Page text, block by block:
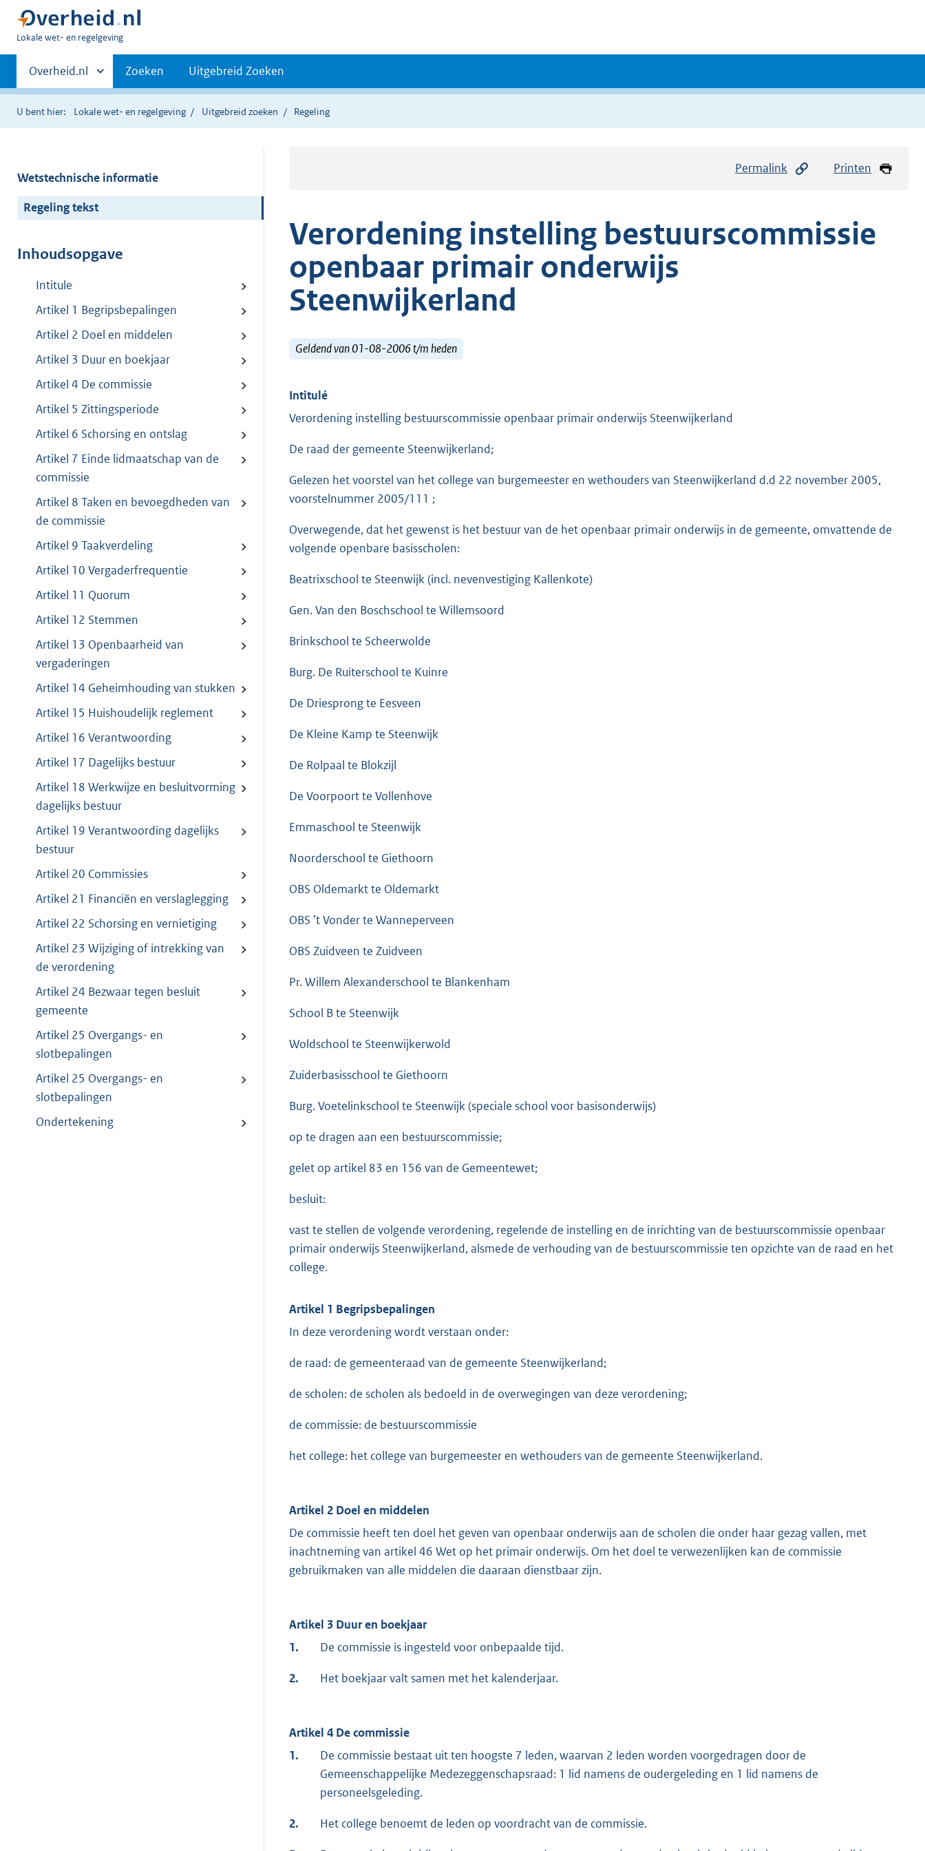
U
hier:
Lokale wet- en regelgeving
Primaire
navigatie
Andere
sites
binnen
Overheid.nl Zoeken Uitgebreid Zoeken
U bent hier: Lokale wet- en regelgeving Uitgebreid zoeken Regeling
Wetstechnische informatie
Regeling tekst
Inhoudsopgave
Intitule
Artikel 1 Begripsbepalingen
Artikel 2 Doel en middelen
Artikel 3 Duur en boekjaar
Artikel 4 De commissie
Artikel 5 Zittingsperiode
Artikel 6 Schorsing en ontslag
Artikel 7 Einde lidmaatschap van de
commissie
Artikel 8 Taken en bevoegdheden van
de commissie
Artikel 9 Taakverdeling
Artikel 10 Vergaderfrequentie
Artikel 11 Quorum
Artikel 12 Stemmen
Artikel 13 Openbaarheid van
vergaderingen
Artikel 14 Geheimhouding van stukken
Artikel 15 Huishoudelijk reglement
Artikel 16 Verantwoording
Artikel 17 Dagelijks bestuur
Artikel 18 Werkwijze en besluitvorming
dagelijks bestuur
Artikel 19 Verantwoording dagelijks
bestuur
Artikel 20 Commissies
Artikel 21 Financiën en verslaglegging
Artikel 22 Schorsing en vernietiging
Artikel 23 Wijziging of intrekking van
de verordening
Artikel 24 Bezwaar tegen besluit
gemeente
Artikel 25 Overgangs- en
slotbepalingen
Artikel 25 Overgangs- en
slotbepalingen
Ondertekening
Permalink Printen
Verordening instelling bestuurscommissie
openbaar primair onderwijs
Steenwijkerland
Geldend van 01-08-2006 t/m heden
Intitulé
Verordening instelling bestuurscommissie openbaar primair onderwijs Steenwijkerland
De raad der gemeente Steenwijkerland;
Gelezen het voorstel van het college van burgemeester en wethouders van Steenwijkerland d.d 22 november 2005,
voorstelnummer 2005/111 ;
Overwegende, dat het gewenst is het bestuur van de het openbaar primair onderwijs in de gemeente, omvattende de
volgende openbare basisscholen:
Beatrixschool te Steenwijk (incl. nevenvestiging Kallenkote)
Gen. Van den Boschschool te Willemsoord
Brinkschool te Scheerwolde
Burg. De Ruiterschool te Kuinre
De Driesprong te Eesveen
De Kleine Kamp te Steenwijk
De Rolpaal te Blokzijl
De Voorpoort te Vollenhove
Emmaschool te Steenwijk
Noorderschool te Giethoorn
OBS Oldemarkt te Oldemarkt
OBS ’t Vonder te Wanneperveen
OBS Zuidveen te Zuidveen
Pr. Willem Alexanderschool te Blankenham
School B te Steenwijk
Woldschool te Steenwijkerwold
Zuiderbasisschool te Giethoorn
Burg. Voetelinkschool te Steenwijk (speciale school voor basisonderwijs)
op te dragen aan een bestuurscommissie;
gelet op artikel 83 en 156 van de Gemeentewet;
besluit:
vast te stellen de volgende verordening, regelende de instelling en de inrichting van de bestuurscommissie openbaar
primair onderwijs Steenwijkerland, alsmede de verhouding van de bestuurscommissie ten opzichte van de raad en het
college.
Artikel 1 Begripsbepalingen
In deze verordening wordt verstaan onder:
de raad: de gemeenteraad van de gemeente Steenwijkerland;
de scholen: de scholen als bedoeld in de overwegingen van deze verordening;
de commissie: de bestuurscommissie
het college: het college van burgemeester en wethouders van de gemeente Steenwijkerland.
Artikel 2 Doel en middelen
De commissie heeft ten doel het geven van openbaar onderwijs aan de scholen die onder haar gezag vallen, met
inachtneming van artikel 46 Wet op het primair onderwijs. Om het doel te verwezenlijken kan de commissie
gebruikmaken van alle middelen die daaraan dienstbaar zijn.
Artikel 3 Duur en boekjaar
1.
De commissie is ingesteld voor onbepaalde tijd.
2. Het boekjaar valt samen met het kalenderjaar.
Artikel 4 De commissie
1.
De commissie bestaat uit ten hoogste 7 leden, waarvan 2 leden worden voorgedragen door de
Gemeenschappelijke Medezeggenschapsraad: 1 lid namens de oudergeleding en 1 lid namens de
personeelsgeleding.
2. Het college benoemt de leden op voordracht van de commissie.